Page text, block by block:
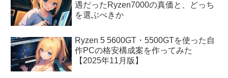
遇だったRyzen7000の真価と、どっち
を選ぶべきか
Ryzen 5 5600GT・5500GTを使った自
作PCの格安構成案を作ってみた
【2025年11月版】